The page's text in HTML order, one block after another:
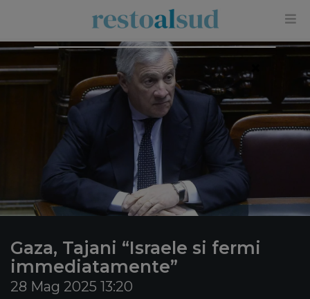
Gaza, Tajani “Israele si fermi
immediatamente”
28 Mag 2025 13:20
×